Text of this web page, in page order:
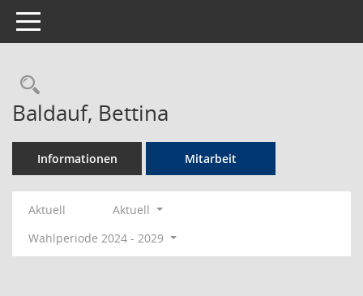
Toggle navigation
Rechercheauswahl
Baldauf, Bettina
Informationen Mitarbeit
Aktuell
Aktuell
Wahlperiode 2024 - 2029